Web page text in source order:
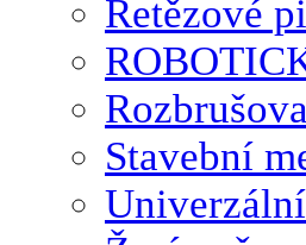
Řetězové
Stavební